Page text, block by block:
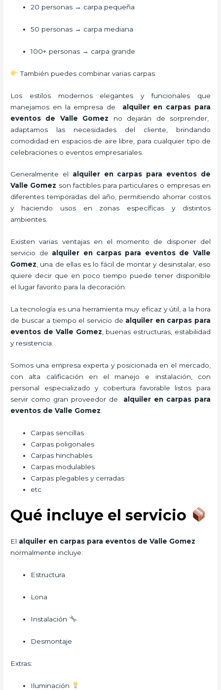
20 personas → carpa pequeña
50 personas → carpa mediana
100+ personas → carpa grande
También puedes combinar varias carpas.
Los estilos modernos elegantes y funcionales que
manejamos en la empresa de alquiler en carpas para
eventos de Valle Gomez no dejarán de sorprender,
adaptamos las necesidades del cliente, brindando
comodidad en espacios de aire libre, para cualquier tipo de
celebraciones o eventos empresariales.
Generalmente el alquiler en carpas para eventos de
Valle Gomez son factibles para particulares o empresas en
diferentes temporadas del año, permitiendo ahorrar costos
y haciendo usos en zonas específicas y distintos
ambientes.
Existen varias ventajas en el momento de disponer del
servicio de alquiler en carpas para eventos de Valle
Gomez, una de ellas es lo fácil de montar y desinstalar, eso
quiere decir que en poco tiempo puede tener disponible
el lugar favorito para la decoración.
La tecnología es una herramienta muy eficaz y útil, a la hora
de buscar a tiempo el servicio de alquiler en carpas para
eventos de Valle Gomez , buenas estructuras, estabilidad
y resistencia.
Somos una empresa experta y posicionada en el mercado,
con alta calificación en el manejo e instalación, con
personal especializado y cobertura favorable listos para
servir como gran proveedor de alquiler en carpas para
eventos de Valle Gomez
Carpas sencillas
Carpas poligonales
Carpas hinchables
Carpas modulables
Carpas plegables y cerradas
etc
Qué incluye el servicio
El alquiler en carpas para eventos de Valle Gomez
normalmente incluye:
Estructura
Lona
Instalación
Desmontaje
Extras:
Iluminación